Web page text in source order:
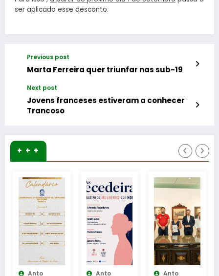
ser aplicado esse desconto.
Previous post
Marta Ferreira quer triunfar nas sub-19
Next post
Jovens franceses estiveram a conhecer
Trancoso
+ + +